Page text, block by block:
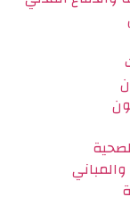
والمباني